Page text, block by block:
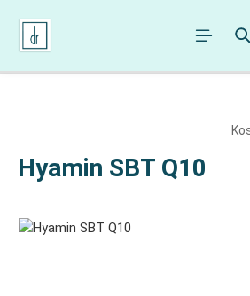
springen
Hyamin SBT Q10
Bildergalerie überspringen